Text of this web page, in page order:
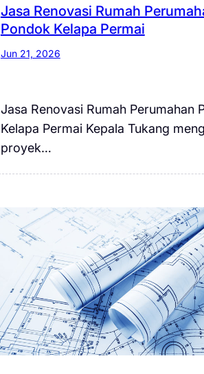
Jasa Renovasi Rumah
Pondok Kelapa Permai
Jun 21, 2026
Jasa Renovasi Rumah Perumahan
Kelapa Permai Kepala Tukang
proyek…